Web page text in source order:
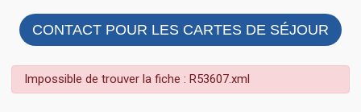
CONTACT POUR LES CARTES DE SÉJOUR
Impossible de trouver la fiche : R53607.xml